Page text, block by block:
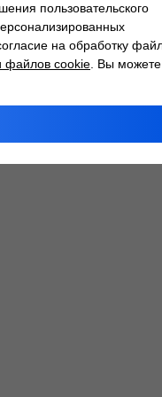
atlantm.by (see the
пользовательского
на обработку
файлов cookie . Вы можете